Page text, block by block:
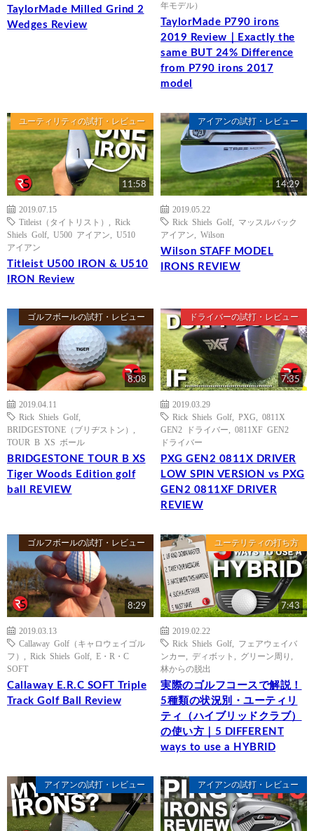
TaylorMade Milled Grind 2
Wedges Review
年モデル）
TaylorMade P790 irons
2019 Review｜Exactly the
same BUT 24% Difference
from P790 irons 2017
model
ユーティリティの試打・レビュー
11:58
2019.07.15
Titleist（タイトリスト）
Rick
Shiels Golf
U500 アイアン
U510
アイアン
Titleist U500 IRON & U510
IRON Review
アイアンの試打・レビュー
14:29
2019.05.22
Rick Shiels Golf
マッスルバック
アイアン
Wilson
Wilson STAFF MODEL
IRONS REVIEW
ゴルフボールの試打・レビュー
8:08
2019.04.11
Rick Shiels Golf
BRIDGESTONE（ブリヂストン）
TOUR B XS ボール
BRIDGESTONE TOUR B XS
Tiger Woods Edition golf
ball REVIEW
ドライバーの試打・レビュー
7:35
2019.03.29
Rick Shiels Golf
PXG
0811X
GEN2 ドライバー
0811XF GEN2
ドライバー
PXG GEN2 0811X DRIVER
LOW SPIN VERSION vs PXG
GEN2 0811XF DRIVER
REVIEW
ゴルフボールの試打・レビュー
8:29
2019.03.13
Callaway Golf（キャロウェイゴル
フ）
Rick Shiels Golf
E・R・C
SOFT
Callaway E.R.C SOFT Triple
Track Golf Ball Review
ユーテリティの打ち方
7:43
2019.02.22
Rick Shiels Golf
フェアウェイバ
ンカー
ディボット グリーン周り
林からの脱出
実際のゴルフコースで解説！
5種類の状況別・ユーティリ
ティ（ハイブリッドクラブ）
の使い方｜5 DIFFERENT
ways to use a HYBRID
アイアンの試打・レビュー アイアンの試打・レビュー